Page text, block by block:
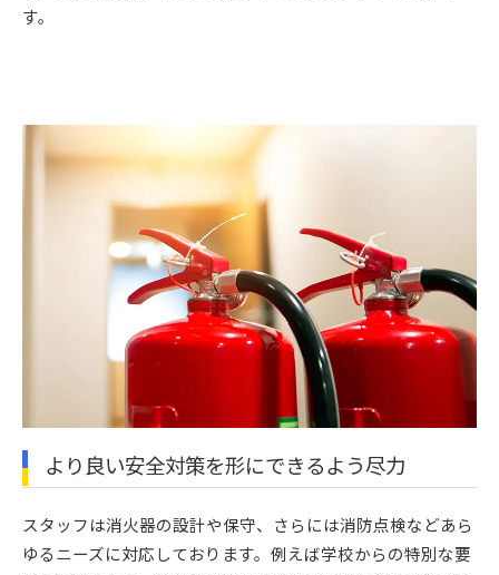
す。
より良い安全対策を形にできるよう尽力
スタッフは消火器の設計や保守、さらには消防点検などあら
ゆるニーズに対応しております。例えば学校からの特別な要